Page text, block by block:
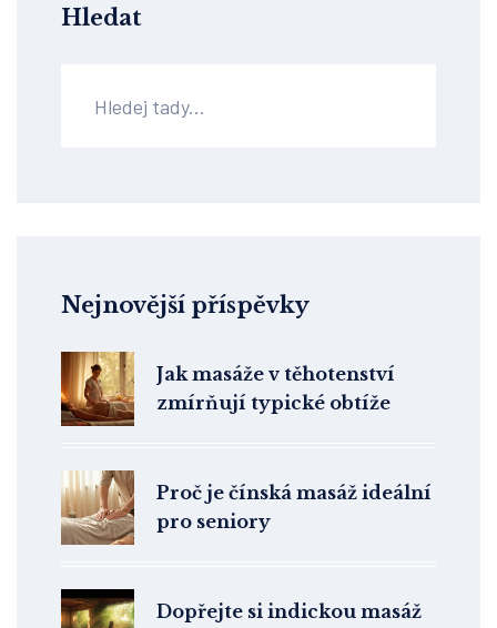
Hledat
Nejnovější příspěvky
Jak masáže v těhotenství
zmírňují typické obtíže
Proč je čínská masáž ideální
pro seniory
Dopřejte si indickou masáž